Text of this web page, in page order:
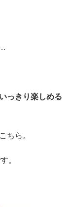
っきり楽しめる
ちら。
。